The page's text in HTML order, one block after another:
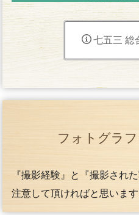
七五三 総
フォトグラ
『撮影経験』と『撮影され
注意して頂ければと思います